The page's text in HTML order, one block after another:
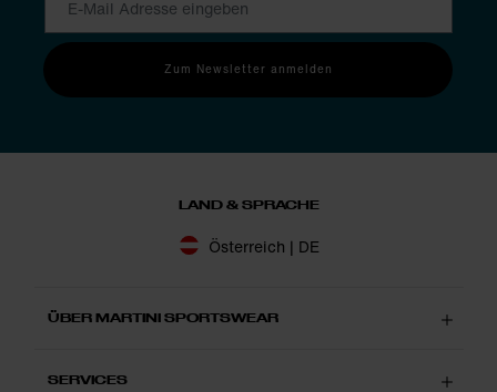
Zum Newsletter anmelden
LAND & SPRACHE
Österreich | DE
ÜBER MARTINI SPORTSWEAR
SERVICES